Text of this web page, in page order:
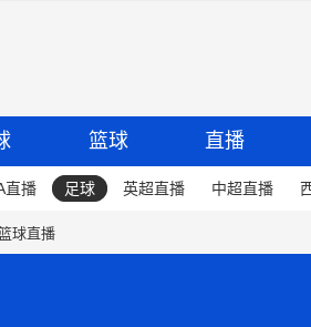
篮球 直播
直播 足球 英超直播 中超直播
球直播